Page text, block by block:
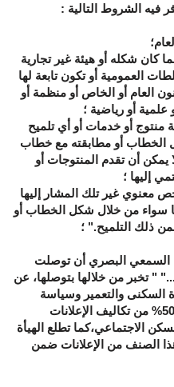
فيه الشروط التالية :
كان شكله أو هيئة غير تجارية
العمومية أو تكون تابعة لها
العام أو الخاص أو منظمة أو
علمية أو رياضية ؛
منتوج أو خدمات أو أي تلميح
الخطاب أو مطابقته مع خطاب
أن تقدم المنتوجات أو
إليها ؛
معنوي غير تلك المشار إليها
سواء من خلال شكل الخطاب أو
ذلك التلميح." ؛
السمعي البصري أن توصلت
12 يوليوز 2013 من "..." " تخبر من خلالها بتوصلها، عن
السكنى والتعمير وسياسة
% من تكاليف الإعلانات
الاجتماعي،كما تطلع الهيأة
الصنف من الإعلانات ضمن